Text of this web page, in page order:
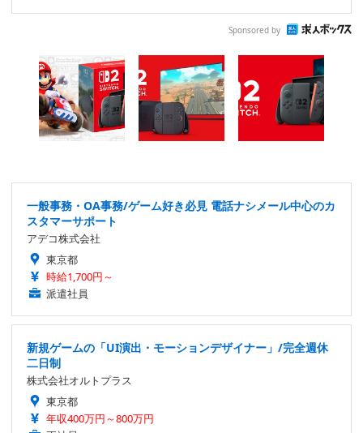
Sponsored by
一般事務・OA事務/ゲーム好き必見 電話ナシメール中心のカ
スタマーサポート
アデコ株式会社
東京都
時給1,700円～
派遣社員
新規ゲームの「UI演出・モーションデザイナー」/完全週休
二日制
株式会社オルトプラス
東京都
年収400万円～800万円